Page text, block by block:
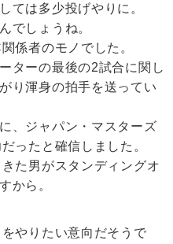
ては多少投げやりに。
でしょうね。
係者のモノでした。
ターの最後の2試合に関し
り渾身の拍手を送ってい
、ジャパン・マスターズ
ったと確信しました。
た男がスタンディングオ
から。
やりたい意向だそうで